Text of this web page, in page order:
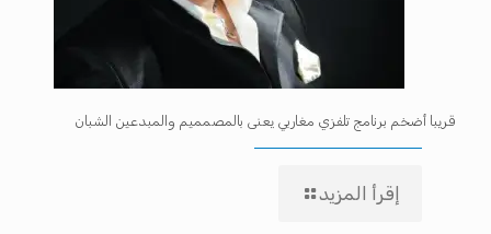
قريبا أضخم برنامج تلفزي مغاربي يعنى بالمصمميم والمبدعين الشبان
إقرأ المزيد